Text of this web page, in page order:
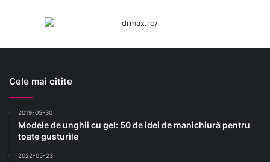
Cele mai citite
2019-05-30
Modele de unghii cu gel: 50 de idei de manichiură pentru
toate gusturile
2022-05-23